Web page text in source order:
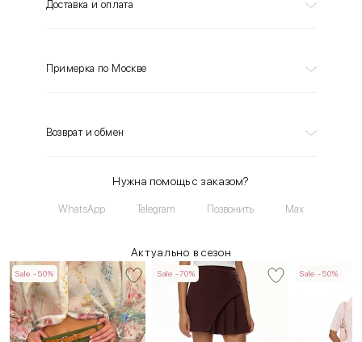
Доставка и оплата
Примерка по Москве
Возврат и обмен
Нужна помощь с заказом?
WhatsApp Telegram Позвонить Max
Актуально в сезон
Sale -50% Sale -70% Sale -50%